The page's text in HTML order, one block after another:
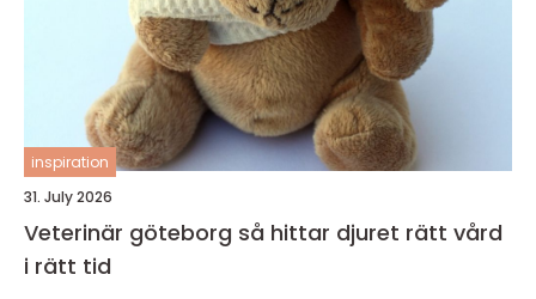
inspiration
31. July 2026
Veterinär göteborg så hittar djuret rätt vård
i rätt tid